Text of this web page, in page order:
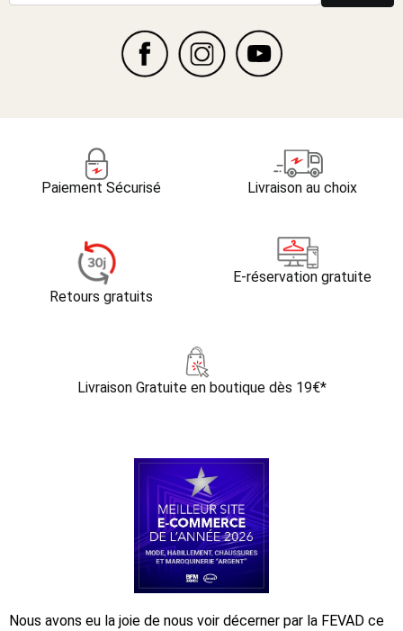
Paiement Sécurisé Livraison au choix
Retours gratuits
E-réservation gratuite
Livraison Gratuite en boutique dès 19€*
Nous avons eu la joie de nous voir décerner par la FEVAD ce